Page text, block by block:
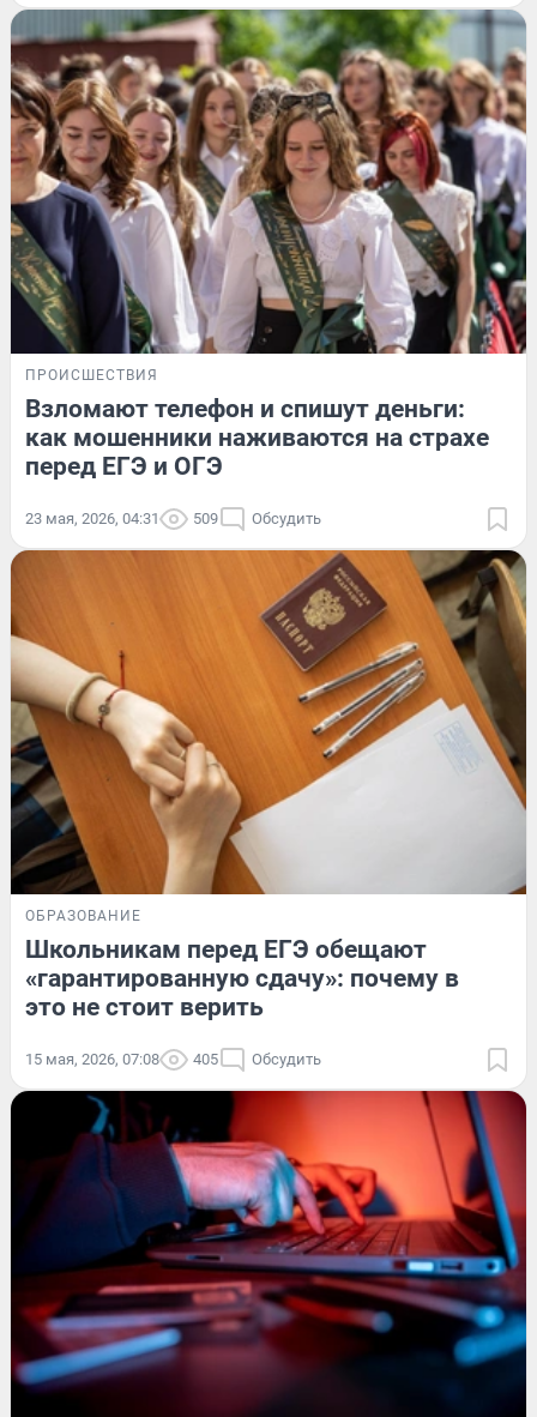
ПРОИСШЕСТВИЯ
Взломают телефон и спишут деньги:
как мошенники наживаются на страхе
перед ЕГЭ и ОГЭ
23 мая, 2026, 04:31 509 Обсудить
ОБРАЗОВАНИЕ
Школьникам перед ЕГЭ обещают
«гарантированную сдачу»: почему в
это не стоит верить
15 мая, 2026, 07:08 405 Обсудить